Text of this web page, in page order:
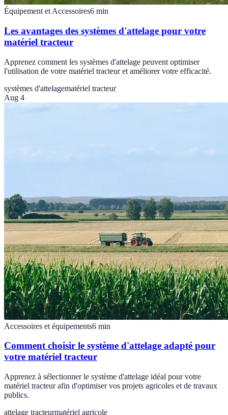
Équipement et Accessoires6 min
Les avantages des systèmes d'attelage pour votre
matériel tracteur
Apprenez comment les systèmes d'attelage peuvent optimiser
l'utilisation de votre matériel tracteur et améliorer votre efficacité.
systèmes d'attelagematériel tracteur
Aug 4
Accessoires et équipements6 min
Comment choisir le système d'attelage adapté pour
votre matériel tracteur
Apprenez à sélectionner le système d'attelage idéal pour votre
matériel tracteur afin d'optimiser vos projets agricoles et de travaux
publics.
attelage tracteurmatériel agricole